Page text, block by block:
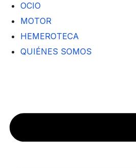
OCIO
MOTOR
HEMEROTECA
QUIÉNES SOMOS